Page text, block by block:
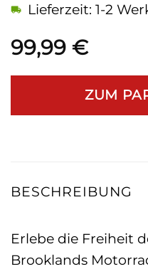
99,99 €
Lieferzeit: 1-2
ZUM
BESCHREIBUNG
Erlebe die Freiheit
Brooklands